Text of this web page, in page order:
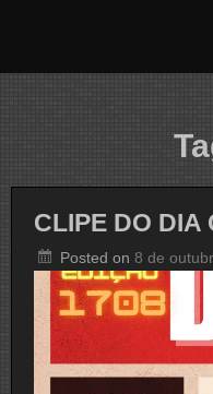
CLIPE DO DIA
Posted on 8 de